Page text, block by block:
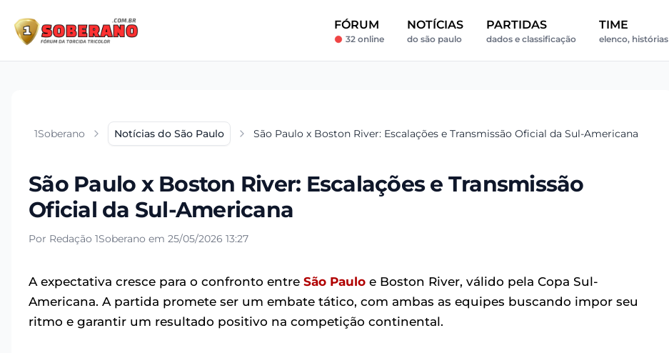
FÓRUM
32 online
NOTÍCIAS
do são paulo
PARTIDAS
dados e classificação
TIME
elenco, histórias
1Soberano Notícias do São Paulo São Paulo x Boston River: Escalações e Transmissão Oficial da Sul-Americana
São Paulo x Boston River: Escalações e Transmissão
Oficial da Sul-Americana
Por Redação 1Soberano em 25/05/2026 13:27
A expectativa cresce para o confronto entre São Paulo e Boston River, válido pela Copa Sul-
Americana. A partida promete ser um embate tático, com ambas as equipes buscando impor seu
ritmo e garantir um resultado positivo na competição continental.